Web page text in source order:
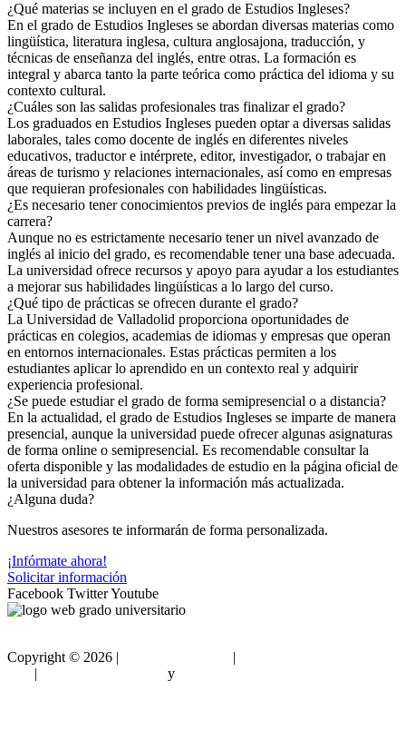
¿Qué materias se incluyen en el grado de Estudios Ingleses?
En el grado de Estudios Ingleses se abordan diversas materias como
lingüística, literatura inglesa, cultura anglosajona, traducción, y
técnicas de enseñanza del inglés, entre otras. La formación es
integral y abarca tanto la parte teórica como práctica del idioma y su
contexto cultural.
¿Cuáles son las salidas profesionales tras finalizar el grado?
Los graduados en Estudios Ingleses pueden optar a diversas salidas
laborales, tales como docente de inglés en diferentes niveles
educativos, traductor e intérprete, editor, investigador, o trabajar en
áreas de turismo y relaciones internacionales, así como en empresas
que requieran profesionales con habilidades lingüísticas.
¿Es necesario tener conocimientos previos de inglés para empezar la
carrera?
Aunque no es estrictamente necesario tener un nivel avanzado de
inglés al inicio del grado, es recomendable tener una base adecuada.
La universidad ofrece recursos y apoyo para ayudar a los estudiantes
a mejorar sus habilidades lingüísticas a lo largo del curso.
¿Qué tipo de prácticas se ofrecen durante el grado?
La Universidad de Valladolid proporciona oportunidades de
prácticas en colegios, academias de idiomas y empresas que operan
en entornos internacionales. Estas prácticas permiten a los
estudiantes aplicar lo aprendido en un contexto real y adquirir
experiencia profesional.
¿Se puede estudiar el grado de forma semipresencial o a distancia?
En la actualidad, el grado de Estudios Ingleses se imparte de manera
presencial, aunque la universidad puede ofrecer algunas asignaturas
de forma online o semipresencial. Es recomendable consultar la
oferta disponible y las modalidades de estudio en la página oficial de
la universidad para obtener la información más actualizada.
¿Alguna duda?
Nuestros asesores te informarán de forma personalizada.
¡Infórmate ahora!
Solicitar información
Facebook TwitterYoutube
Copyright © 2026 | |
| y